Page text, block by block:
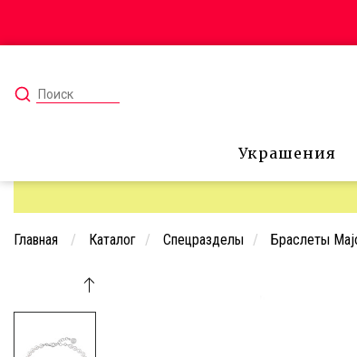
Украшения
Главная Каталог Спецразделы Браслеты